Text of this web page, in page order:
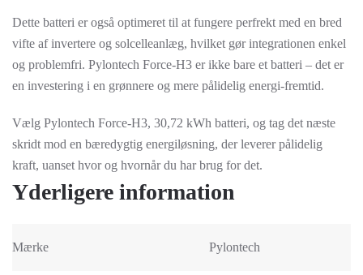
Dette batteri er også optimeret til at fungere perfrekt med en bred
vifte af invertere og solcelleanlæg, hvilket gør integrationen enkel
og problemfri. Pylontech Force-H3 er ikke bare et batteri – det er
en investering i en grønnere og mere pålidelig energi-fremtid.
Vælg Pylontech Force-H3, 30,72 kWh batteri, og tag det næste
skridt mod en bæredygtig energiløsning, der leverer pålidelig
kraft, uanset hvor og hvornår du har brug for det.
Yderligere information
Mærke Pylontech